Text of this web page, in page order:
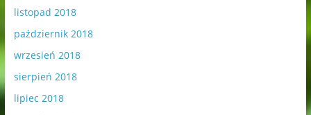
listopad 2018
październik 2018
wrzesień 2018
sierpień 2018
lipiec 2018